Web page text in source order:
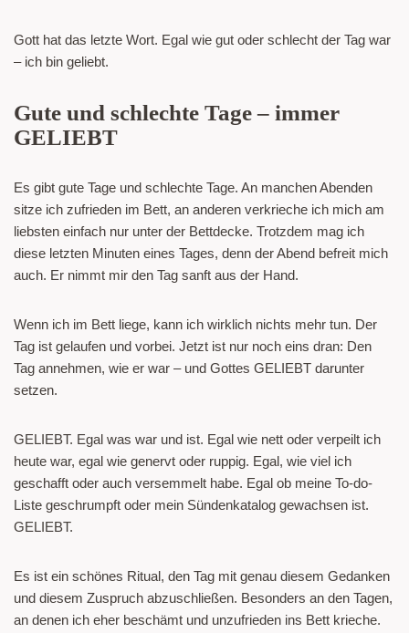
Gott hat das letzte Wort. Egal wie gut oder schlecht der Tag war
– ich bin geliebt.
Gute und schlechte Tage – immer
GELIEBT
Es gibt gute Tage und schlechte Tage. An manchen Abenden
sitze ich zufrieden im Bett, an anderen verkrieche ich mich am
liebsten einfach nur unter der Bettdecke. Trotzdem mag ich
diese letzten Minuten eines Tages, denn der Abend befreit mich
auch. Er nimmt mir den Tag sanft aus der Hand.
Wenn ich im Bett liege, kann ich wirklich nichts mehr tun. Der
Tag ist gelaufen und vorbei. Jetzt ist nur noch eins dran: Den
Tag annehmen, wie er war – und Gottes GELIEBT darunter
setzen.
GELIEBT. Egal was war und ist. Egal wie nett oder verpeilt ich
heute war, egal wie genervt oder ruppig. Egal, wie viel ich
geschafft oder auch versemmelt habe. Egal ob meine To-do-
Liste geschrumpft oder mein Sündenkatalog gewachsen ist.
GELIEBT.
Es ist ein schönes Ritual, den Tag mit genau diesem Gedanken
und diesem Zuspruch abzuschließen. Besonders an den Tagen,
an denen ich eher beschämt und unzufrieden ins Bett krieche.